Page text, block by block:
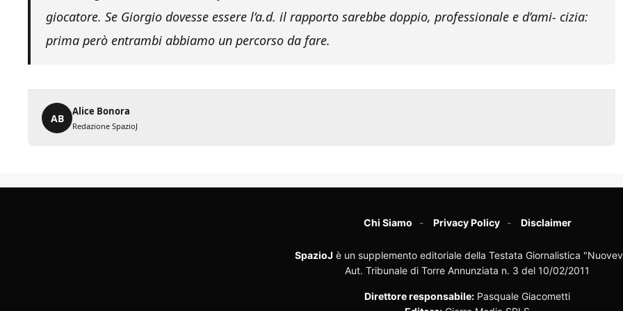
giocatore. Se Giorgio dovesse essere l’a.d. il rapporto sarebbe doppio, professionale e d’ami- cizia:
prima però entrambi abbiamo un percorso da fare.
AB
Alice Bonora
Redazione SpazioJ
Chi Siamo Privacy Policy Disclaimer
SpazioJ è un supplemento editoriale della Testata Giornalistica
Aut. Tribunale di Torre Annunziata n. 3 del 10/02/2011
Direttore responsabile: Pasquale Giacometti